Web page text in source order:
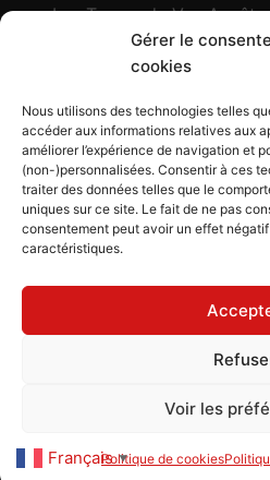
Gérer le
cookies
Nous utilisons des technologies telles
accéder aux informations relatives aux
améliorer l’expérience de navigation et
(non-)personnalisées. Consentir à ces
traiter des données telles que le
uniques sur ce site. Le fait de ne pas
consentement peut avoir un effet
caractéristiques.
Voir les
Politique de cookies
Les Traces de Vos
120, chemin des Salines
73200 Albertville - Savoie
Blog
Outils généalogiques
Contact
Plan du site
Mentions légales
Politique de confidentialité
Politique de cookies (UE)
Les Traces de Vos
Français ▼